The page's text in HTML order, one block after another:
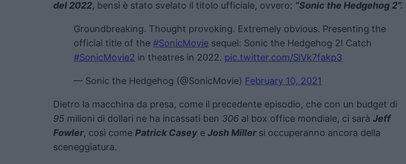
del 2022, bensì è stato svelato il titolo ufficiale, ovvero: “Sonic the Hedgehog 2”.
Groundbreaking. Thought provoking. Extremely obvious. Presenting the
official title of the #SonicMovie sequel: Sonic the Hedgehog 2! Catch
#SonicMovie2 in theatres in 2022. pic.twitter.com/SlVk7fakp3
— Sonic the Hedgehog (@SonicMovie) February 10, 2021
Dietro la macchina da presa, come il precedente episodio, che con un budget di
95 milioni di dollari ne ha incassati ben 306 al box office mondiale, ci sarà Jeff
Fowler, così come Patrick Casey e Josh Millersi occuperanno ancora della
sceneggiatura.